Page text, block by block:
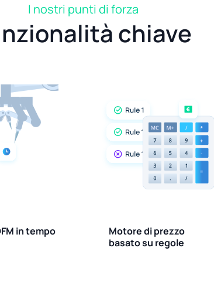
I nostri punti di forza
chiave
in tempo
Motore di prezzo
basato su regole